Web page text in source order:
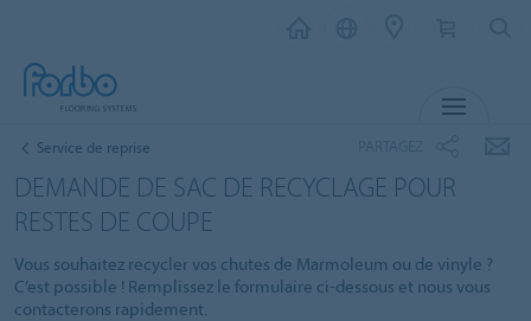
Service de reprise
DEMANDE DE SAC DE RECYCLAGE POUR
RESTES DE COUPE
Vous souhaitez recycler vos chutes de Marmoleum ou de vinyle ?
C’est possible ! Remplissez le formulaire ci-dessous et nous vous
contacterons rapidement.